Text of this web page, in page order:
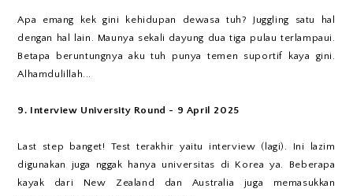
Apa emang kek gini kehidupan dewasa tuh? Juggling satu hal
dengan hal lain. Maunya sekali dayung dua tiga pulau terlampaui.
Betapa beruntungnya aku tuh punya temen suportif kaya gini.
Alhamdulillah...
9. Interview University Round - 9 April 2025
Last step banget! Test terakhir yaitu interview (lagi). Ini lazim
digunakan juga nggak hanya universitas di Korea ya. Beberapa
kayak dari New Zealand dan Australia juga memasukkan